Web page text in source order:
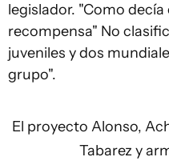
legislador. "Como
recompensa" No
juveniles y dos
grupo".
El proyecto Alonso,
Tabarez y